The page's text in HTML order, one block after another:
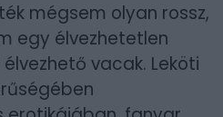
mégsem olyan rossz,
egy élvezhetetlen
vacak. Leköti